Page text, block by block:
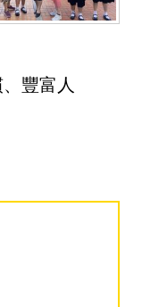
豐富人